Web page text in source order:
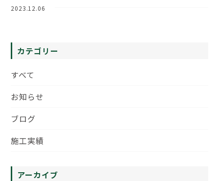
2023.12.06
カテゴリー
すべて
お知らせ
ブログ
施工実績
アーカイブ